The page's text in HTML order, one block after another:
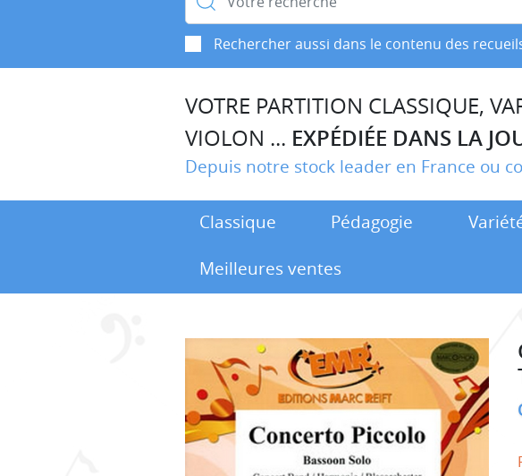
Rechercher aussi dans le contenu des
VOTRE PARTITION CLASSIQUE,
VIOLON ... EXPÉDIÉE DANS LA
Depuis notre stock leader en France ou
Classique Pédagogie
Meilleures ventes